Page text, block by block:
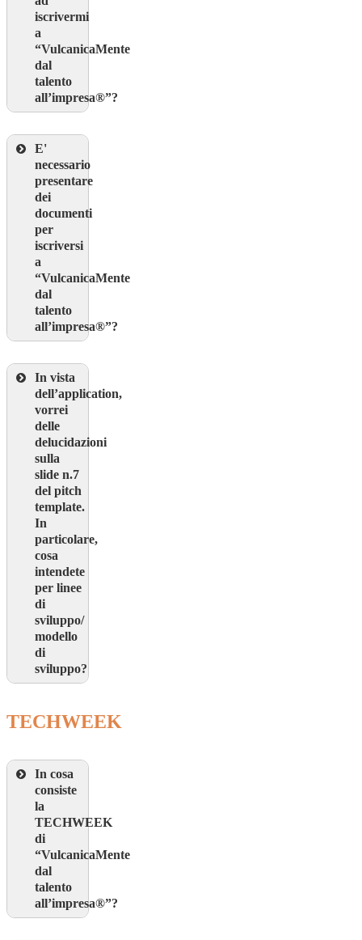
iscrivermi
a
“VulcanicaMente
dal
talento
all’impresa®”?
E'
necessario
presentare
dei
documenti
per
iscriversi
a
“VulcanicaMente
dal
talento
all’impresa®”?
In vista
dell’application,
vorrei
delle
delucidazioni
sulla
slide n.7
del pitch
template.
In
particolare,
cosa
intendete
per linee
di
sviluppo/
modello
di
sviluppo?
TECHWEEK
In cosa
consiste
la
TECHWEEK
di
“VulcanicaMente
dal
talento
all’impresa®”?